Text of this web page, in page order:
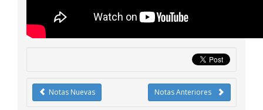
Notas Anteriores
Notas Nuevas